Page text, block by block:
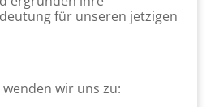
für unseren jetzigen
wir uns zu: